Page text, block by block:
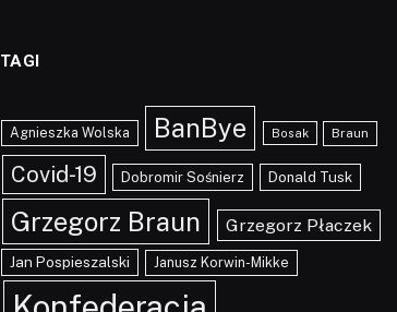
TAGI
Agnieszka Wolska BanBye Bosak Braun
Covid-19 Dobromir Sośnierz Donald Tusk
Grzegorz Braun Grzegorz Płaczek
Jan Pospieszalski Janusz Korwin-Mikke